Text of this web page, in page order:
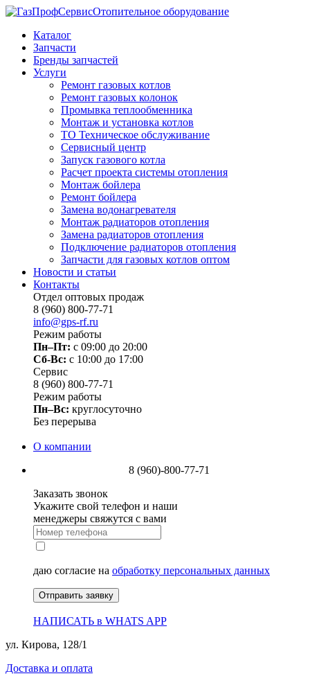
Отопительное оборудование
Каталог
Запчасти
Бренды запчастей
Услуги
Ремонт газовых котлов
Ремонт газовых колонок
Промывка теплообменника
Монтаж и установка котлов
ТО Техническое обслуживание
Сервисный центр
Запуск газового котла
Расчет проекта системы отопления
Монтаж бойлера
Ремонт бойлера
Замена водонагревателя
Монтаж радиаторов отопления
Замена радиаторов отопления
Подключение радиаторов отопления
Запчасти для газовых котлов оптом
Новости и статьи
Контакты
Отдел оптовых продаж
8 (960) 800-77-71
info@gps-rf.ru
Режим работы
Пн–Пт: с 09:00 до 20:00
Сб-Вс: c 10:00 до 17:00
Сервис
8 (960) 800-77-71
Режим работы
Пн–Вс: круглосуточно
Без перерыва
О компании
8 (960)-800-77-71
Заказать звонок
Укажите свой телефон и наши
менеджеры свяжутся с вами
даю согласие на обработку персональных данных
Отправить заявку
НАПИСАТЬ в WHATS APP
ул. Кирова, 128/1
Доставка и оплата